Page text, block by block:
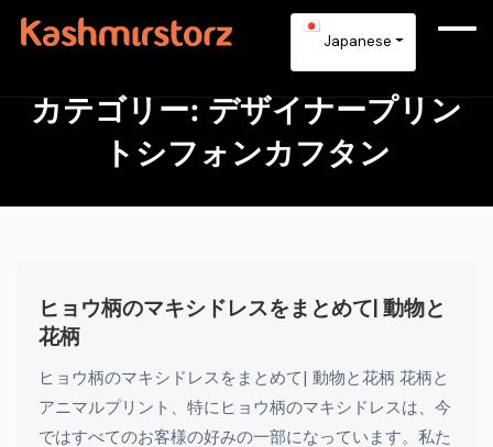
Japanese
カテゴリー: デザイナープリン
トシフォンカフタン
ヒョウ柄のマキシドレスをまとめて| 動物と
花柄
ヒョウ柄のマキシドレスをまとめて| 動物と花柄 花柄と
アニマルプリント、特にヒョウ柄のマキシドレスは、今
ではすべてのお客様の好みの一部になっています。私た